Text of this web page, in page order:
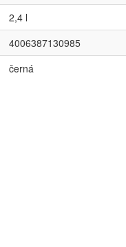
2,4 l
4006387130985
černá